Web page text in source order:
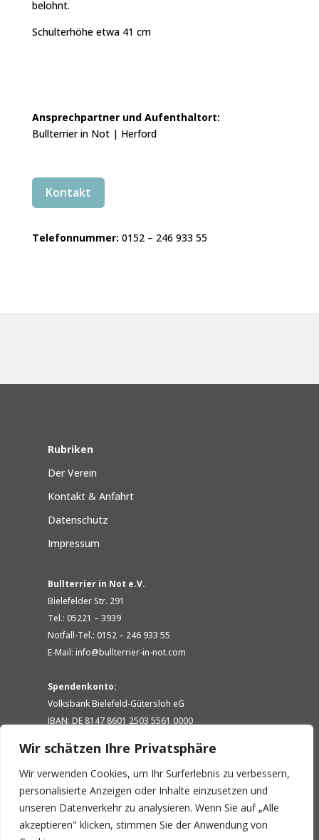
Wir schätzen Ihre Privatsphäre
Wir verwenden Cookies, um Ihr Surferlebnis zu verbessern,
personalisierte Anzeigen oder Inhalte einzusetzen und
unseren Datenverkehr zu analysieren. Wenn Sie auf „Alle
akzeptieren" klicken, stimmen Sie der Anwendung von
belohnt.
Schulterhöhe etwa 41 cm
Ansprechpartner und Aufenthaltort:
Bullterrier in Not | Herford
Kontakt
Telefonnummer: 0152 – 246 933 55
Rubriken
Der Verein
Kontakt & Anfahrt
Datenschutz
Impressum
Bullterrier in Not e.V.
Bielefelder Str. 291
Tel.: 05221 – 3939
Notfall-Tel.: 0152 – 246 933 55
E-Mail: info@bullterrier-in-not.com
Spendenkonto:
Volksbank Bielefeld-Gütersloh eG
IBAN: DE 8147 8601 2503 5561 0000